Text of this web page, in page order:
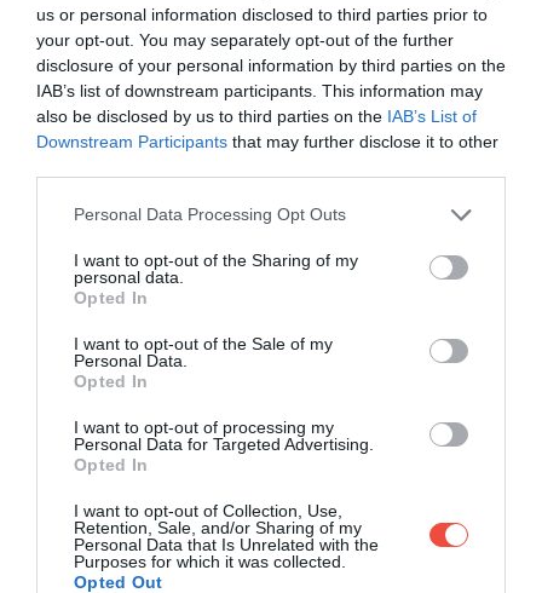
us or personal information disclosed to third parties prior to
your opt-out. You may separately opt-out of the further
disclosure of your personal information by third parties on the
IAB’s list of downstream participants. This information may
also be disclosed by us to third parties on the IAB’s List of
Downstream Participants that may further disclose it to other
Please note that this website/app uses one or more Google
not limited to your visit or usage behaviour. You may click to
grant or deny consent to Google and its third-party tags to
use your data for below specified purposes in below Google
consent section.
Personal Data Processing Opt Outs
I want to opt-out of the Sharing of my
personal data.
Opted In
I want to opt-out of the Sale of my
Personal Data.
Opted In
I want to opt-out of processing my
Personal Data for Targeted Advertising.
Opted In
I want to opt-out of Collection, Use,
Retention, Sale, and/or Sharing of my
Personal Data that Is Unrelated with the
Purposes for which it was collected.
Opted Out